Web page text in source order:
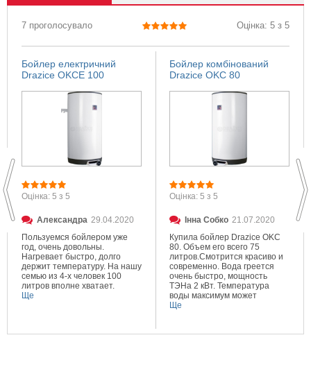
7 проголосувало Оцінка: 5 з 5
Бойлер електричний
Drazice OKCE 100
Оцінка: 5 з 5
Александра 29.04.2020
Пользуемся бойлером уже
год, очень довольны.
Нагревает быстро, долго
держит температуру. На нашу
семью из 4-х человек 100
литров вполне хватает.
Ще
Бойлер комбінований
Drazice OKC 80
Оцінка: 5 з 5
Інна Собко 21.07.2020
Купила бойлер Drazice OKC
80. Объем его всего 75
литров.Смотрится красиво и
современно. Вода греется
очень быстро, мощность
ТЭНа 2 кВт. Температура
воды максимум может
составлять 80 градусов.
Ще